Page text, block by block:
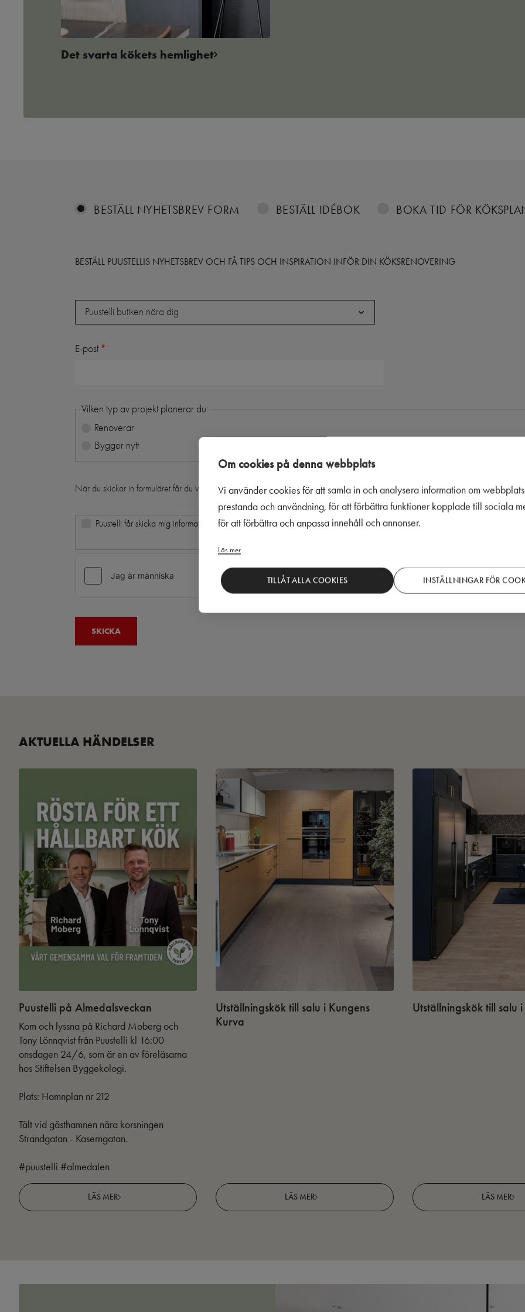
Det svarta kökets hemlighet
BESTÄLL NYHETSBREV FORM BESTÄLL IDÉBOK BOKA TID FÖR
BESTÄLL PUUSTELLIS NYHETSBREV OCH FÅ TIPS OCH INSPIRATION INFÖR DIN KÖKSRENOVERING
ButikPuustelli butiken nära dig
E-post
Vilken typ av projekt planerar du:
Renoverar
Bygger nytt
När du skickar in formuläret får du vårt nyhetsbrev i din e-postadress. Läs om vår integritetspolicy.
Puustelli får skicka mig information och erbjudanden, jag godkänner Puustellis integritetspolicy.
AKTUELLA HÄNDELSER
Puustelli på Almedalsveckan
Kom och lyssna på Richard Moberg och
Tony Lönnqvist från Puustelli kl 16:00
onsdagen 24/6, som är en av föreläsarna
hos Stiftelsen Byggekologi.
Plats: Hamnplan nr 212
Tält vid gästhamnen nära korsningen
Strandgatan - Kaserngatan.
#puustelli #almedalen
LÄS MER
Utställningskök till salu i Kungens
Kurva
LÄS MER
Utställningskök till salu
LÄS MER
Om cookies på denna webbplats
Vi använder cookies för att samla in och analysera information om
prestanda och användning, för att förbättra funktioner kopplade till sociala
för att förbättra och anpassa innehåll och annonser.
Läs mer
TILLÅT ALLA COOKIES INSTÄLLNINGAR FÖR